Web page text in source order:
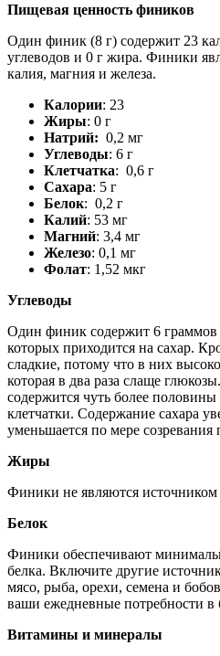
Пищевая ценность фиников
Один финик (8 г) содержит 23
углеводов и 0 г жира. Финики
калия, магния и железа.
Калории: 23
Жиры: 0 г
Натрий: 0,2 мг
Углеводы: 6 г
Клетчатка: 0,6 г
Сахара: 5 г
Белок: 0,2 г
Калий: 53 мг
Магний: 3,4 мг
Железо: 0,1 мг
Фолат: 1,52 мкг
Углеводы
Один финик содержит 6 граммов
которых приходится на сахар.
сладкие, потому что в них
которая в два раза слаще
содержится чуть более половины
клетчатки. Содержание сахара
уменьшается по мере созревания
Жиры
Финики не являются
Белок
Финики обеспечивают
белка. Включите другие
мясо, рыба, орехи, семена и
ваши ежедневные потребности в
Витамины и минералы